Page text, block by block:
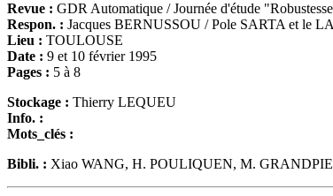
Revue : GDR Automatique / Journée d'étude
Respon. : Jacques BERNUSSOU / Pole SARTA et le
Lieu : TOULOUSE
Date : 9 et 10 février 1995
Pages : 5 à 8
Stockage : Thierry LEQUEU
Info. :
Mots_clés :
Bibli. : Xiao WANG, H. POULIQUEN, M.